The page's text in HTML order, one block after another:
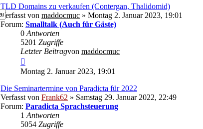
TLD Domains zu verkaufen (Contergan, Thalidomid)
Verfasst von maddocmuc » Montag 2. Januar 2023, 19:01
Forum: Smalltalk (Auch für Gäste)
0 Antworten
5201 Zugriffe
Letzter Beitragvon maddocmuc
Beitrag
Montag 2. Januar 2023, 19:01
Die Seminartermine von Paradicta für 2022
Verfasst von Frank62 » Samstag 29. Januar 2022, 22:49
Forum: Paradicta Sprachsteuerung
1 Antworten
5054 Zugriffe